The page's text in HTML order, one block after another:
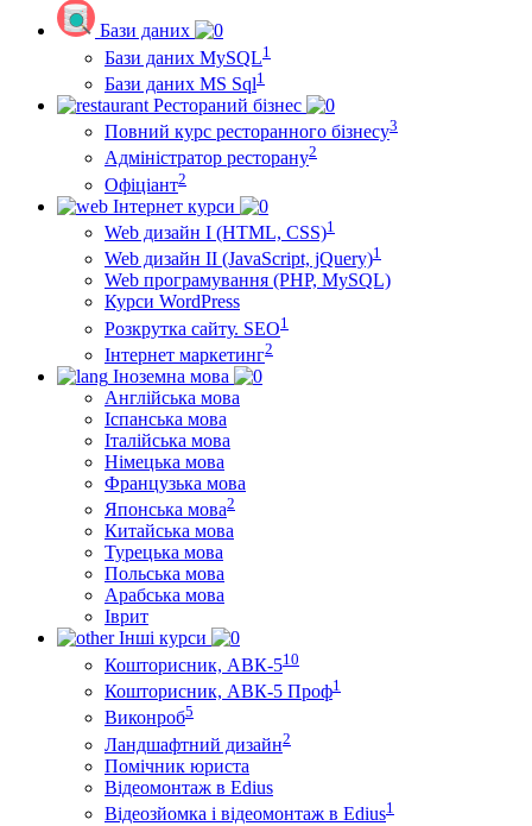
Бази даних
Бази даних MySQL1
Бази даних MS Sql1
Рестораний бізнес
Повний курс ресторанного бізнесу3
Адміністратор ресторану2
Офіціант2
Інтернет курси
Web дизайн I (HTML, CSS)1
Web дизайн II (JavaScript, jQuery)1
Web програмування (PHP, MySQL)
Курси WordPress
Розкрутка сайту. SEO1
Інтернет маркетинг2
Іноземна мова
Англійська мова
Іспанська мова
Італійська мова
Німецька мова
Французька мова
Японська мова2
Китайська мова
Турецька мова
Польська мова
Арабська мова
Іврит
Інші курси
Кошторисник, АВК-510
Кошторисник, АВК-5 Проф1
Виконроб5
Ландшафтний дизайн2
Помічник юриста
Відеомонтаж в Edius
Відеозйомка і відеомонтаж в Edius1